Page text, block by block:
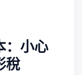
：小心
稅